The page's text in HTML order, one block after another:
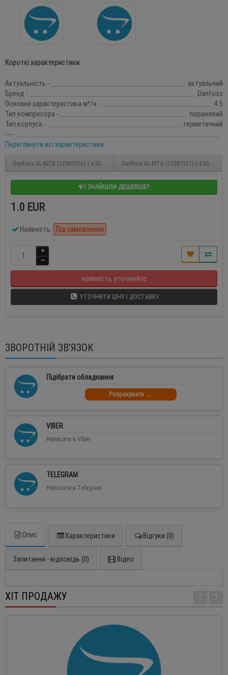
Короткі характеристики
Актуальність -
актуальний
Бренд -
Danfoss
Основна характеристика м³/ч -
4.5
Тип компресора -
поршневий
Тип корпуса -
герметичний
--- -
Переглянути всі характеристики
Danfoss GL45TB (123B1516) | 4.50 м? (220/240V – 50 Hz) герметичний
Danfoss GL45TG (123B1517) | 4.50 м?
ЗНАЙШЛИ ДЕШЕВШЕ?
1.0 EUR
Наявність: Під замовлення
наявність уточнюйте
УТОЧНИТИ ЦІНУ І ДОСТАВКУ
ЗВОРОТНІЙ ЗВ'ЯЗОК
Підібрати обладнання
Розрахувати →
VIBER
Написати в Viber
TELEGRAM
Написати в Telegram
Опис Характеристики Відгуки (0)
Запитання - відповідь (0) Відео
ХІТ ПРОДАЖУ